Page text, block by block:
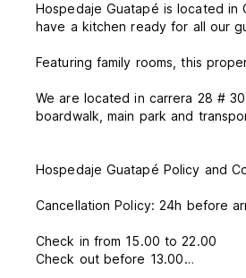
Hospedaje Guatapé is located in
have a kitchen ready for all our
Featuring family rooms, this
We are located in carrera 28 #
boardwalk, main park and
Hospedaje Guatapé Policy and
Cancellation Policy: 24h before
Check in from 15.00 to 22.00
Check out before 13.00